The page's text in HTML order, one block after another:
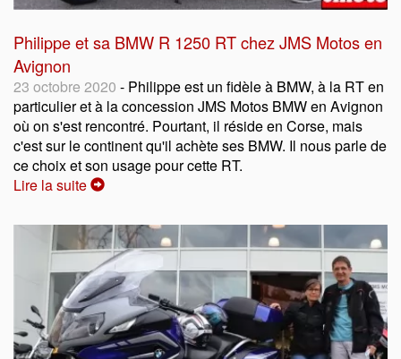
Philippe et sa BMW R 1250 RT chez JMS Motos en
Avignon
23 octobre 2020 - Philippe est un fidèle à BMW, à la RT en
particulier et à la concession JMS Motos BMW en Avignon
où on s'est rencontré. Pourtant, il réside en Corse, mais
c'est sur le continent qu'il achète ses BMW. Il nous parle de
ce choix et son usage pour cette RT.
Lire la suite